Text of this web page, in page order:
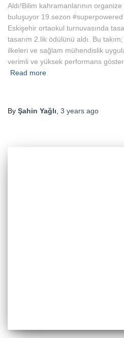
Aldı!Bilim kahramanlarının
buluşuyor 19.sezon
Eskişehir ortaokul turnuvasında
tasarım 2.lik ödülünü aldı. Bu
ilkeleri ve sağlam mühendislik
verimli ve yüksek performans
Read more
By Şahin Yağlı, 3 years ago